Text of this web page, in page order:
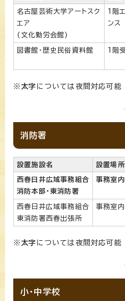
名古屋芸術大学アートスク
エア
(文化勤労会館)
1階
ンス
図書館・歴史民俗資料館 1階
※ 太字 については夜間対応可能
消防署
設置施設名 設置場所
西春日井広域事務組合
消防本部・東消防署
事務室内
西春日井広域事務組合
東消防署西春出張所
事務室内
※ 太字 については夜間対応可能
小・中学校